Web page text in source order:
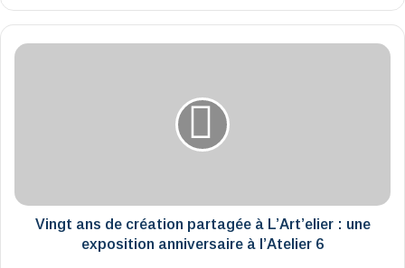
Vingt
une
exposition
anniversaire
Vingt ans de création partagée à L’Art’elier : une
exposition anniversaire à l’Atelier 6